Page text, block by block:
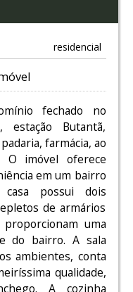
residencial
fechado no
Butantã,
farmácia, ao
O imóvel oferece
em um bairro
possui dois
de armários
uma
do bairro. A sala
ambientes, conta
qualidade,
A cozinha